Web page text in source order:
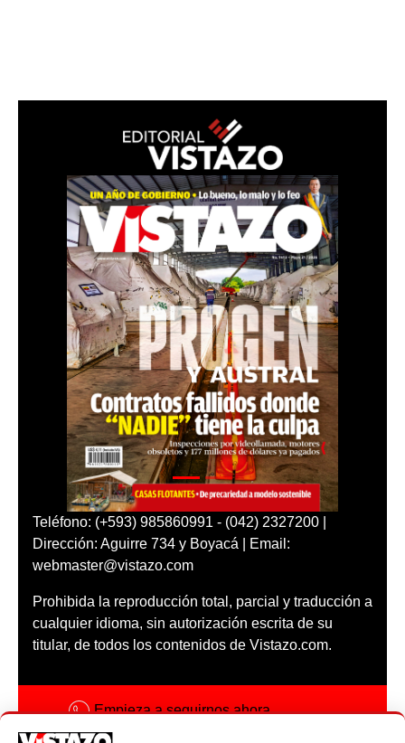
Teléfono: (+593) 985860991 - (042) 2327200 |
Dirección: Aguirre 734 y Boyacá | Email:
webmaster@vistazo.com
Prohibida la reproducción total, parcial y traducción a
cualquier idioma, sin autorización escrita de su
titular, de todos los contenidos de Vistazo.com.
Empieza a seguirnos ahora